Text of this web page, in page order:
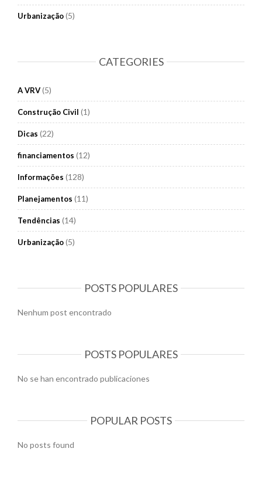
Urbanização(5)
CATEGORIES
A VRV(5)
Construção Civil (1)
Dicas (22)
financiamentos (12)
Informações (128)
Planejamentos (11)
Tendências (14)
Urbanização(5)
POSTS POPULARES
Nenhum post encontrado
POSTS POPULARES
No se han encontrado publicaciones
POPULAR POSTS
No posts found